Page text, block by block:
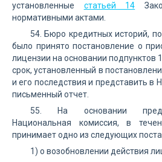
установленные статьей 14
нормативными актами.
54. Бюро кредитных историй,
было принято постановление о
лицензии на основании подпунктов
срок, установленный в
и его последствия и представить в
письменный отчет.
55. На основании
Национальная комиссия, в
принимает одно из следующих
1) о возобновлении действия